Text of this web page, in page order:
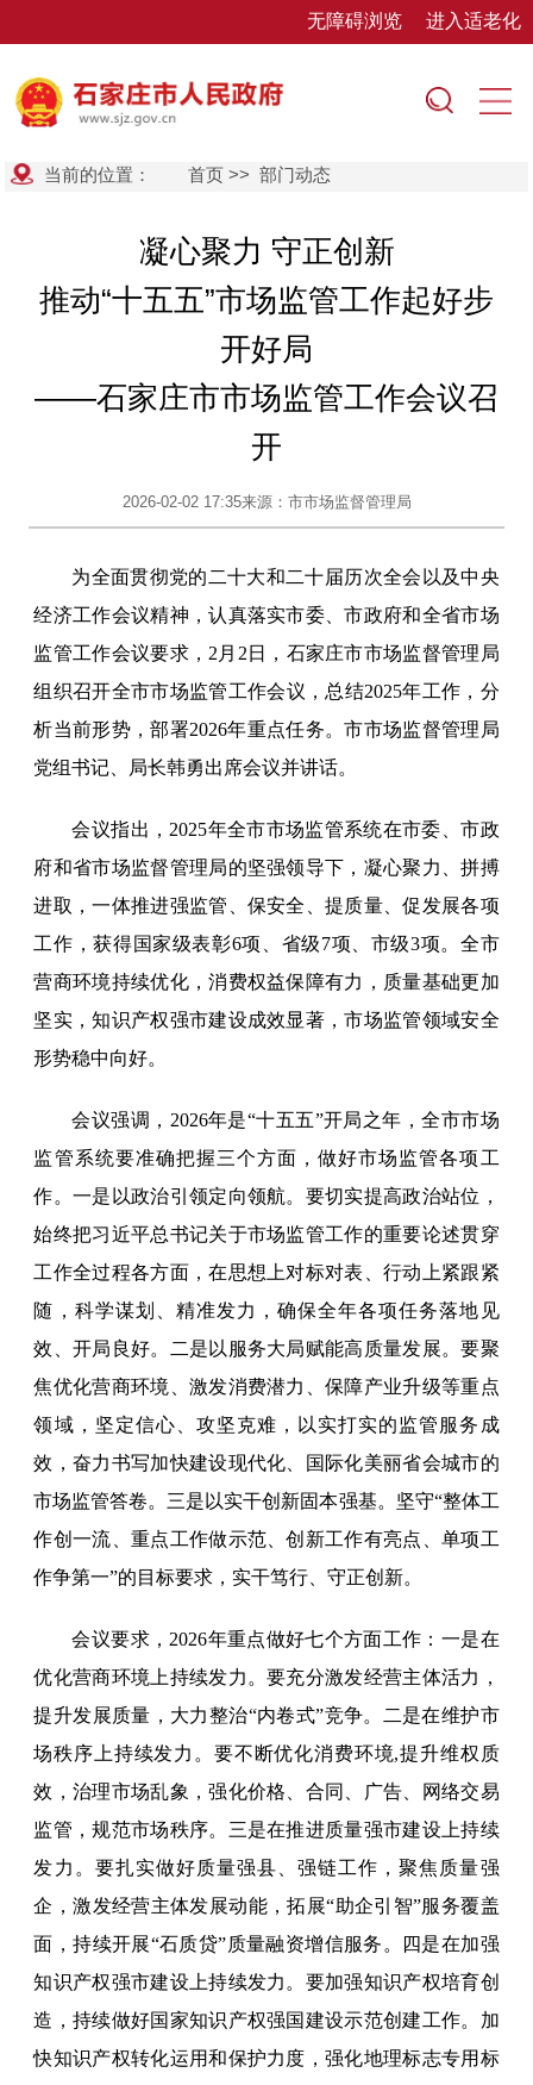
无障碍浏览 进入适老化
当前的位置： 首页 >>部门动态
凝心聚力 守正创新
推动“十五五”市场监管工作起好步
开好局
——石家庄市市场监管工作会议召
开
2026-02-02 17:35来源：市市场监督管理局
为全面贯彻党的二十大和二十届历次全会以及中央
经济工作会议精神，认真落实市委、市政府和全省市场
监管工作会议要求，2月2日，石家庄市市场监督管理局
组织召开全市市场监管工作会议，总结2025年工作，分
析当前形势，部署2026年重点任务。市市场监督管理局
党组书记、局长韩勇出席会议并讲话。
会议指出，2025年全市市场监管系统在市委、市政
府和省市场监督管理局的坚强领导下，凝心聚力、拼搏
进取，一体推进强监管、保安全、提质量、促发展各项
工作，获得国家级表彰6项、省级7项、市级3项。全市
营商环境持续优化，消费权益保障有力，质量基础更加
坚实，知识产权强市建设成效显著，市场监管领域安全
形势稳中向好。
会议强调，2026年是“十五五”开局之年，全市市场
监管系统要准确把握三个方面，做好市场监管各项工
作。一是以政治引领定向领航。要切实提高政治站位，
始终把习近平总书记关于市场监管工作的重要论述贯穿
工作全过程各方面，在思想上对标对表、行动上紧跟紧
随，科学谋划、精准发力，确保全年各项任务落地见
效、开局良好。二是以服务大局赋能高质量发展。要聚
焦优化营商环境、激发消费潜力、保障产业升级等重点
领域，坚定信心、攻坚克难，以实打实的监管服务成
效，奋力书写加快建设现代化、国际化美丽省会城市的
市场监管答卷。三是以实干创新固本强基。坚守“整体工
作创一流、重点工作做示范、创新工作有亮点、单项工
作争第一”的目标要求，实干笃行、守正创新。
会议要求，2026年重点做好七个方面工作：一是在
优化营商环境上持续发力。要充分激发经营主体活力，
提升发展质量，大力整治“内卷式”竞争。二是在维护市
场秩序上持续发力。要不断优化消费环境,提升维权质
效，治理市场乱象，强化价格、合同、广告、网络交易
监管，规范市场秩序。三是在推进质量强市建设上持续
发力。要扎实做好质量强县、强链工作，聚焦质量强
企，激发经营主体发展动能，拓展“助企引智”服务覆盖
面，持续开展“石质贷”质量融资增信服务。四是在加强
知识产权强市建设上持续发力。要加强知识产权培育创
造，持续做好国家知识产权强国建设示范创建工作。加
快知识产权转化运用和保护力度，强化地理标志专用标